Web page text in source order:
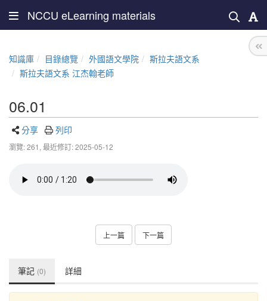
NCCU eLearning materials
知識庫 目錄總覽 外國語文學院
斯拉夫語文系
斯拉夫語文系 江杰翰老師
06.01
分享 列印
瀏覽: 261, 最近修訂: 2025-05-12
上一篇 下一篇
筆記 (0) 詳細